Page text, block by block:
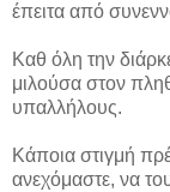
έπειτα από
Καθ όλη την
μιλούσα στον
υπαλλήλους.
Κάποια στιγμή
ανεχόμαστε, να